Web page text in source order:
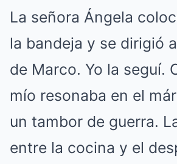
La señora Ángela
la bandeja y se dirigió
de Marco. Yo la seguí.
mío resonaba en el
un tambor de guerra.
entre la cocina y el